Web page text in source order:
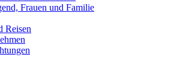
Frauen und Familie
Reisen